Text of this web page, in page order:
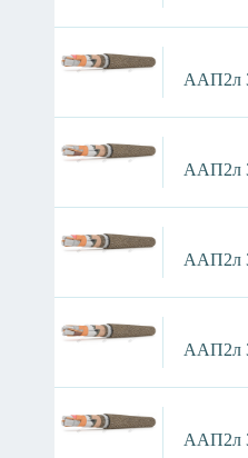
ААП2л
ААП2л
ААП2л
ААП2л
ААП2л